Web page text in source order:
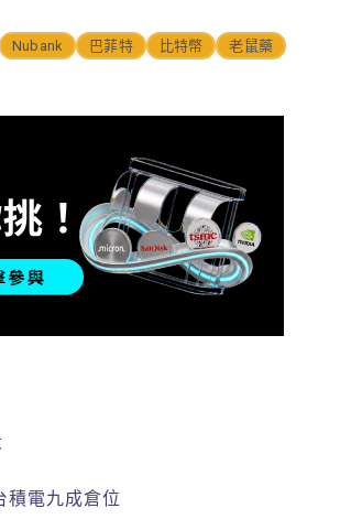
Nubank 巴菲特 比特幣 老鼠藥
積電九成倉位